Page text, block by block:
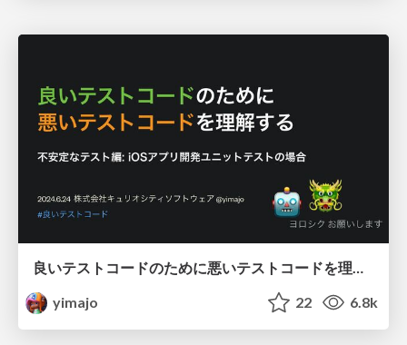
良いテストコードのために悪いテストコードを理解する - 不安定なテスト編: iOSアプリ開発ユニットテストの場合
yimajo
22 6.8k